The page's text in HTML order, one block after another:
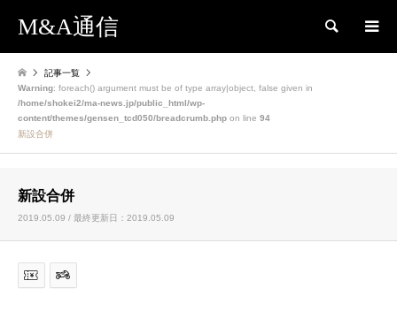
M&A通信 検索
記事一覧
Warning: foreach() argument must be of type array|object, false given in
/home/shokei2/ma-news.jp/public_html/wp-
content/themes/gensen_tcd050/breadcrumb.php on line 94
新設合併
新設合併
2019.05.09 / 最終更新日：2019.05.09